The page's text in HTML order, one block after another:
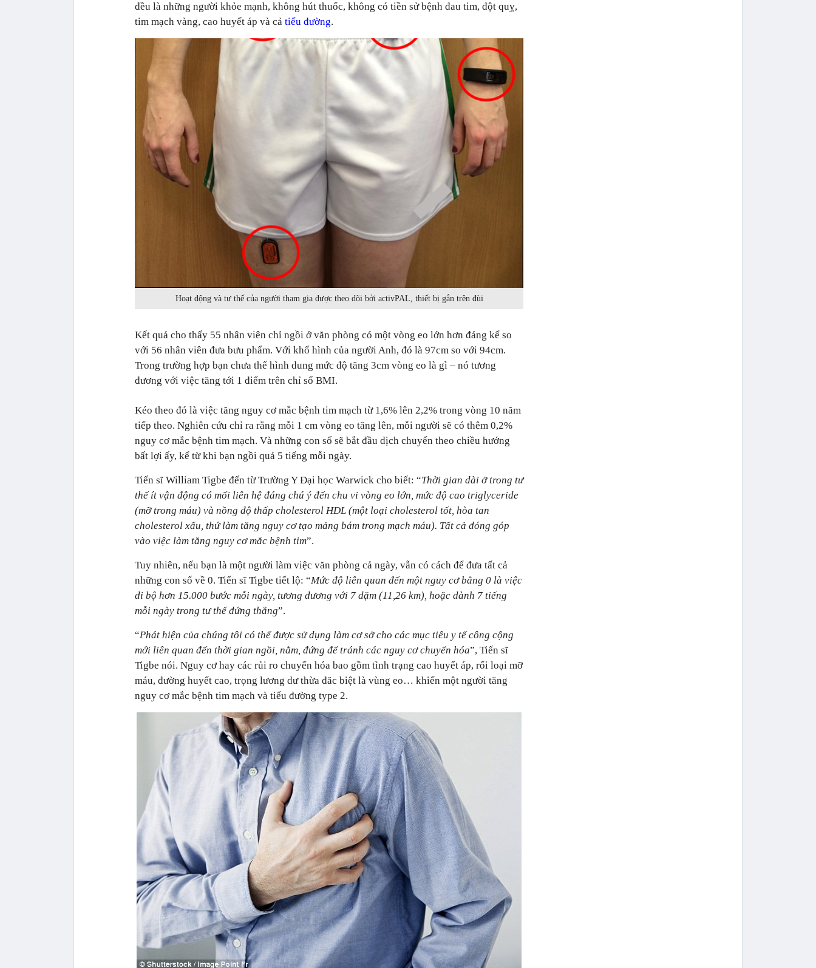
đều là những người khỏe mạnh, không hút thuốc, không có tiền sử bệnh đau tim, đột quỵ,
tim mạch vàng, cao huyết áp và cả tiểu đường.
Hoạt động và tư thế của người tham gia được theo dõi bởi activPAL, thiết bị gắn trên đùi
Kết quả cho thấy 55 nhân viên chỉ ngồi ở văn phòng có một vòng eo lớn hơn đáng kể so
với 56 nhân viên đưa bưu phẩm. Với khổ hình của người Anh, đó là 97cm so với 94cm.
Trong trường hợp bạn chưa thể hình dung mức độ tăng 3cm vòng eo là gì – nó tương
đương với việc tăng tới 1 điểm trên chỉ số BMI.
Kéo theo đó là việc tăng nguy cơ mắc bệnh tim mạch từ 1,6% lên 2,2% trong vòng 10 năm
tiếp theo. Nghiên cứu chỉ ra rằng mỗi 1 cm vòng eo tăng lên, mỗi người sẽ có thêm 0,2%
nguy cơ mắc bệnh tim mạch. Và những con số sẽ bắt đầu dịch chuyển theo chiều hướng
bất lợi ấy, kể từ khi bạn ngồi quá 5 tiếng mỗi ngày.
Tiến sĩ William Tigbe đến từ Trường Y Đại học Warwick cho biết: “Thời gian dài ở trong tư
thế ít vận động có mối liên hệ đáng chú ý đến chu vi vòng eo lớn, mức độ cao triglyceride
(mỡ trong máu) và nồng độ thấp cholesterol HDL (một loại cholesterol tốt, hòa tan
cholesterol xấu, thứ làm tăng nguy cơ tạo mảng bám trong mạch máu). Tất cả đóng góp
vào việc làm tăng nguy cơ mắc bệnh tim”.
Tuy nhiên, nếu bạn là một người làm việc văn phòng cả ngày, vẫn có cách để đưa tất cả
những con số về 0. Tiến sĩ Tigbe tiết lộ: “Mức độ liên quan đến một nguy cơ bằng 0 là việc
đi bộ hơn 15.000 bước mỗi ngày, tương đương với 7 dặm (11,26 km), hoặc dành 7 tiếng
mỗi ngày trong tư thế đứng thẳng”.
“Phát hiện của chúng tôi có thể được sử dụng làm cơ sở cho các mục tiêu y tế công cộng
mới liên quan đến thời gian ngồi, nằm, đứng để tránh các nguy cơ chuyển hóa”, Tiến sĩ
Tigbe nói. Nguy cơ hay các rủi ro chuyển hóa bao gồm tình trạng cao huyết áp, rối loại mỡ
máu, đường huyết cao, trọng lương dư thừa đăc biệt là vùng eo… khiến một người tăng
nguy cơ mắc bệnh tim mạch và tiểu đường type 2.